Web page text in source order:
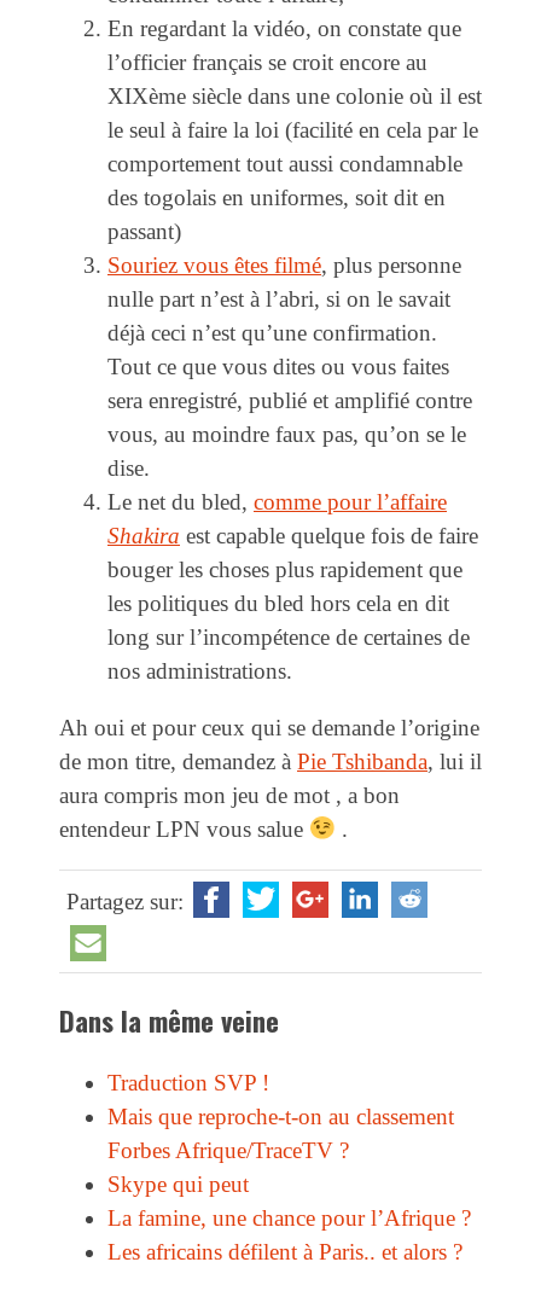
En regardant la vidéo, on constate que
l’officier français se croit encore au
XIXème siècle dans une colonie où il est
le seul à faire la loi (facilité en cela par le
comportement tout aussi condamnable
des togolais en uniformes, soit dit en
passant)
Souriez vous êtes filmé, plus personne
nulle part n’est à l’abri, si on le savait
déjà ceci n’est qu’une confirmation.
Tout ce que vous dites ou vous faites
sera enregistré, publié et amplifié contre
vous, au moindre faux pas, qu’on se le
dise.
Le net du bled, comme pour l’affaire
Shakira est capable quelque fois de faire
bouger les choses plus rapidement que
les politiques du bled hors cela en dit
long sur l’incompétence de certaines de
nos administrations.
Ah oui et pour ceux qui se demande l’origine
de mon titre, demandez à Pie Tshibanda, lui il
aura compris mon jeu de mot , a bon
entendeur LPN vous salue
.
Partagez sur:
Dans la même veine
Traduction SVP !
Mais que reproche-t-on au classement
Forbes Afrique/TraceTV ?
Skype qui peut
La famine, une chance pour l’Afrique ?
Les africains défilent à Paris.. et alors ?